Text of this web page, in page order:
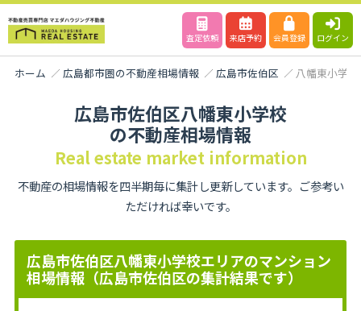
査定依頼 来店予約 会員登録 ログイン
ホーム 広島都市圏の不動産相場情報 広島市佐伯区 八幡東小学校
広島市佐伯区八幡東小学校
の不動産相場情報
Real estate market information
不動産の相場情報を四半期毎に集計し更新しています。ご参考い
ただければ幸いです。
広島市佐伯区八幡東小学校エリアのマンション
相場情報（広島市佐伯区の集計結果です）